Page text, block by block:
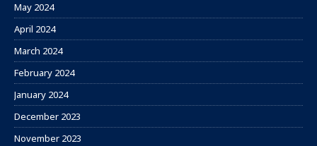
May 2024
April 2024
March 2024
February 2024
January 2024
December 2023
November 2023